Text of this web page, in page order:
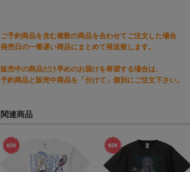
ご予約商品を含む複数の商品を合わせてご注文した場合
発売日の一番遅い商品にまとめて発送致します。
販売中の商品だけ早めのお届けを希望する場合は、
予約商品と販売中商品を「分けて」個別にご注文下さい。
関連商品